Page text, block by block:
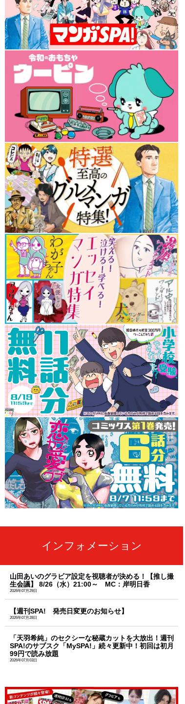
インフォメーション
山田あいのグラビア設定を視聴者が決める！【推し撮
生会議】 8/26（水）21:00～ MC：岸明日香
2026年07月29日
【週刊SPA! 発売日変更のお知らせ】
2026年07月28日
「天羽希純」のセクシーな秘蔵カットを大放出！週刊
SPA!のサブスク「MySPA!」続々更新中！初回は初月
99円で読み放題
2026年07月03日